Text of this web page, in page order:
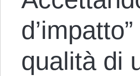
qualità di